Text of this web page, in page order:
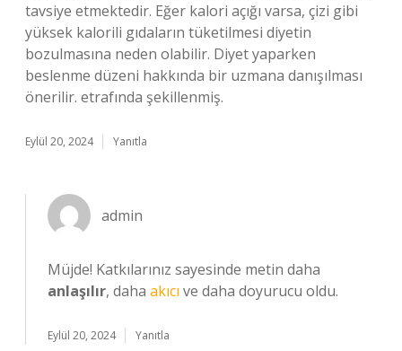
tavsiye etmektedir. Eğer kalori açığı varsa, çizi gibi
yüksek kalorili gıdaların tüketilmesi diyetin
bozulmasına neden olabilir. Diyet yaparken
beslenme düzeni hakkında bir uzmana danışılması
önerilir. etrafında şekillenmiş.
Eylül 20, 2024 Yanıtla
admin
Müjde! Katkılarınız sayesinde metin daha
anlaşılır, daha akıcı ve daha doyurucu oldu.
Eylül 20, 2024 Yanıtla